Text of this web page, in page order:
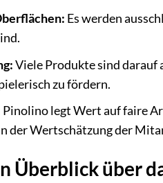
Es werden
Viele Produkte sind darauf
zu fördern.
Pinolino legt Wert auf faire
der Wertschätzung der
Überblick über